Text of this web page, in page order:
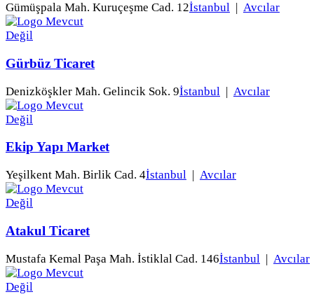
Gümüşpala Mah. Kuruçeşme Cad. 12İstanbul Avcılar
Gürbüz Ticaret
Denizköşkler Mah. Gelincik Sok. 9İstanbul | Avcılar
Ekip Yapı Market
Yeşilkent Mah. Birlik Cad. 4İstanbul | Avcılar
Atakul Ticaret
Mustafa Kemal Paşa Mah. İstiklal Cad. 146İstanbul | Avcılar